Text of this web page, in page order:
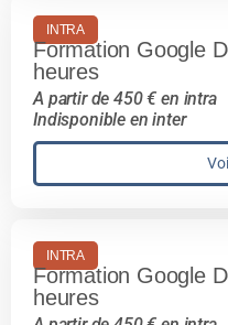
INTRA
Formation Google
heures
A partir de 450 € en intra
Indisponible en inter
INTRA
Formation Google
heures